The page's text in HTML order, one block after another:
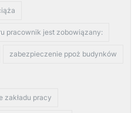
pracownik jest zobowiązany:
zabezpieczenie ppoż budynków
zakładu pracy